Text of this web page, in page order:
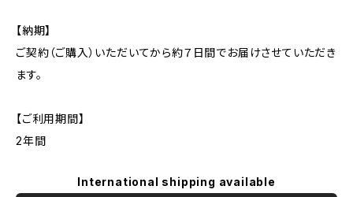
【納期】
ご契約（ご購入）いただいてから約７日間でお届けさせていただき
ます。
【ご利用期間】
2年間
International shipping available